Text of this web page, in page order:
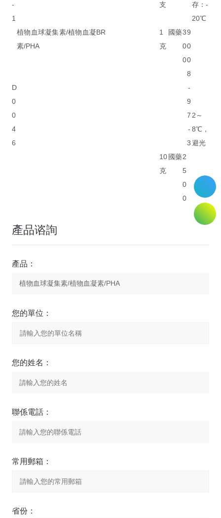
-
1
支
存：-
20℃
D
0
0
4
6
植物血球凝集素/植物血凝
素/PHA
BR
1
克
國藥3
0
0
9
0
0
8
-
9
7
-
3
2～
8℃，
避光
10
克
國藥2
5
0
0
產品谘詢
產品：
您的單位：
您的姓名：
聯係電話：
常用郵箱：
省份：